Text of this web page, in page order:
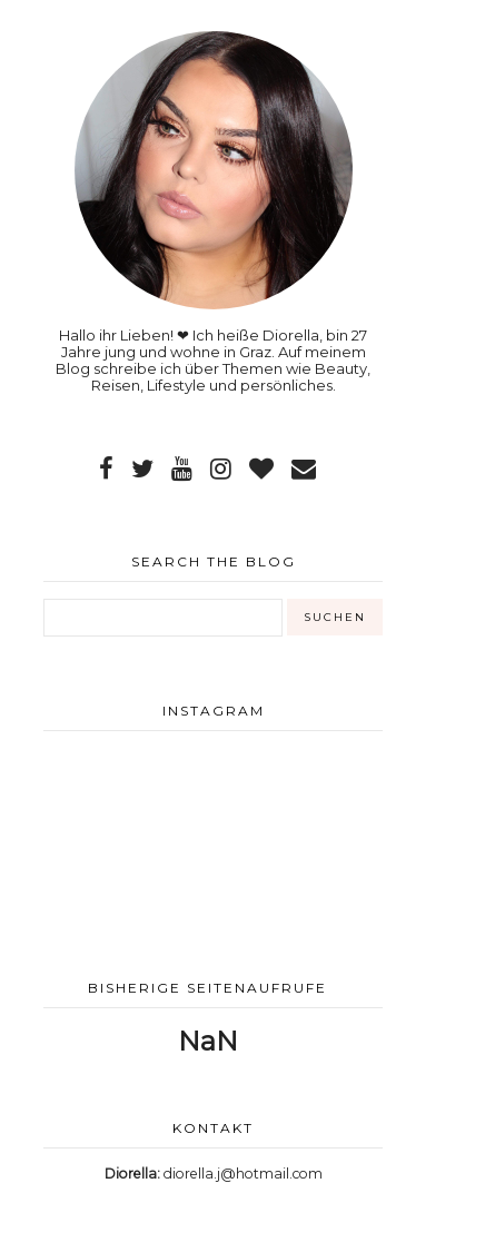
Hallo ihr Lieben! ❤ Ich heiße Diorella, bin 27
Jahre jung und wohne in Graz. Auf meinem
Blog schreibe ich über Themen wie Beauty,
Reisen, Lifestyle und persönliches.
SEARCH THE BLOG
INSTAGRAM
BISHERIGE SEITENAUFRUFE
NaN
KONTAKT
Diorella: diorella.j@hotmail.com